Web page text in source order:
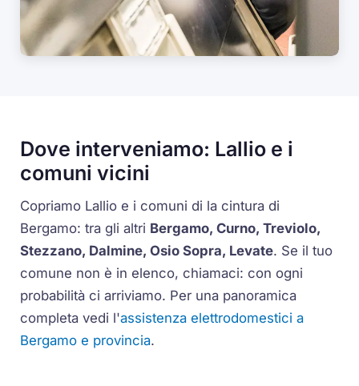
Dove interveniamo: Lallio e i
comuni vicini
Copriamo Lallio e i comuni di la cintura di
Bergamo: tra gli altri Bergamo, Curno, Treviolo,
Stezzano, Dalmine, Osio Sopra, Levate. Se il tuo
comune non è in elenco, chiamaci: con ogni
probabilità ci arriviamo. Per una panoramica
completa vedi l'assistenza elettrodomestici a
Bergamo e provincia.